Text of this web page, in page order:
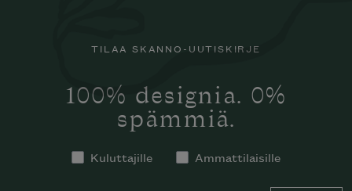
TILAA SKANNO-UUTISKIRJE
100% designia. 0%
spämmiä.
Kuluttajille Ammattilaisille